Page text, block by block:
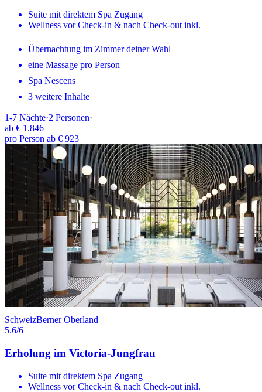
Suite mit direktem Spa Zugang
Wellness vor Check-in & nach Check-out inkl.
Übernachtung im Zimmer deiner Wahl
eine Massage pro Person
Spa Nescens
3 weitere Inhalte
1-7 Nächte·2 Personen·
ab € 1.846
pro Person ab € 923
SchweizBerner Oberland
5.6/6
Erholung im Victoria-Jungfrau
Suite mit direktem Spa Zugang
Wellness vor Check-in & nach Check-out inkl.